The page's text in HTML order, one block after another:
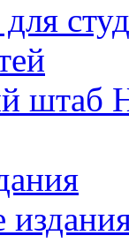
штаб